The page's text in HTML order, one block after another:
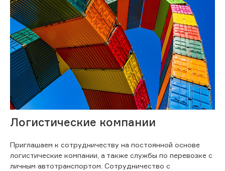
Логистические компании
Приглашаем к сотрудничеству на постоянной основе
логистические компании, а также службы по перевозке с
личным автотранспортом. Сотрудничество с